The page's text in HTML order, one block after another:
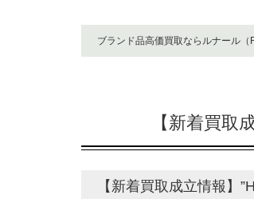
ブランド品高価買取ならルナール（
【新着買取
【新着買取成立情報】